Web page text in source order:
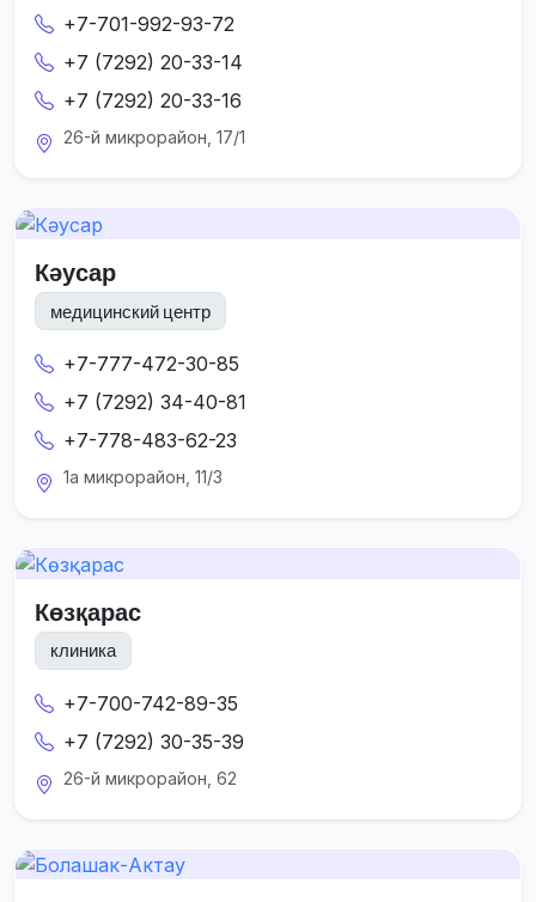
+7-701-992-93-72
+7 (7292) 20-33-14
+7 (7292) 20-33-16
26-й микрорайон, 17/1
Кәусар
медицинский центр
+7-777-472-30-85
+7 (7292) 34-40-81
+7-778-483-62-23
1а микрорайон, 11/3
Көзқарас
клиника
+7-700-742-89-35
+7 (7292) 30-35-39
26-й микрорайон, 62